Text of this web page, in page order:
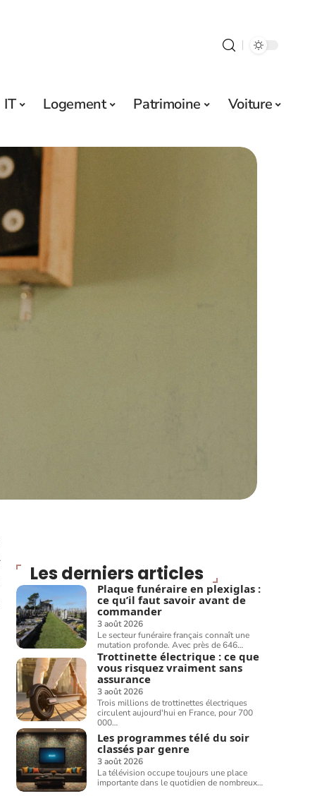
IT Logement Patrimoine Voiture
Les derniers articles
Plaque funéraire en plexiglas :
ce qu’il faut savoir avant de
commander
3 août 2026
Le secteur funéraire français connaît une
mutation profonde. Avec près de 646…
Trottinette électrique : ce que
vous risquez vraiment sans
assurance
3 août 2026
Trois millions de trottinettes électriques
circulent aujourd'hui en France, pour 700
000…
Les programmes télé du soir
classés par genre
3 août 2026
La télévision occupe toujours une place
importante dans le quotidien de nombreux…